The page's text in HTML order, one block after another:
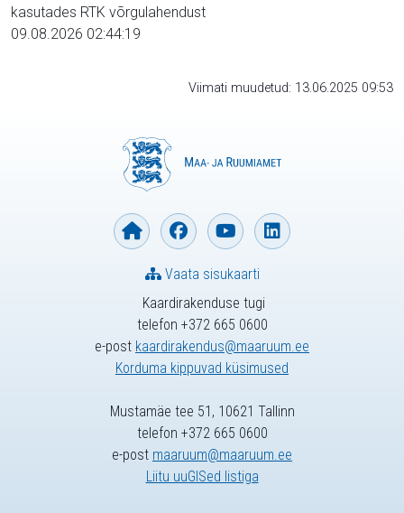
kasutades RTK võrgulahendust
09.08.2026 02:44:19
Viimati muudetud: 13.06.2025 09:53
Kaardirakenduse tugi
telefon +372 665 0600
e-post kaardirakendus@maaruum.ee
Korduma kippuvad küsimused
Vaata sisukaarti
Mustamäe tee 51, 10621 Tallinn
telefon +372 665 0600
e-post maaruum@maaruum.ee
Liitu uuGISed listiga